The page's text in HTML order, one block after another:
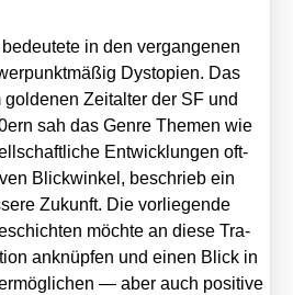
in den ver­gan­ge­nen
Dys­to­pien. Das
Zeit­al­ter der SF und
sah das Gen­re The­men wie
Ent­wick­lun­gen oft­
Blick­win­kel, beschrieb ein
Zukunft. Die vor­lie­gen­de
möch­te an die­se Tra­
anknüp­fen und einen Blick in
— aber auch posi­ti­ve